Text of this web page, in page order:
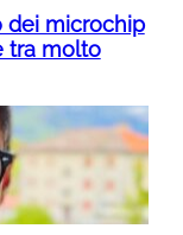
dei microchip
tra molto